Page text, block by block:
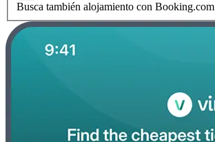
Busca también alojamiento con Booking.com